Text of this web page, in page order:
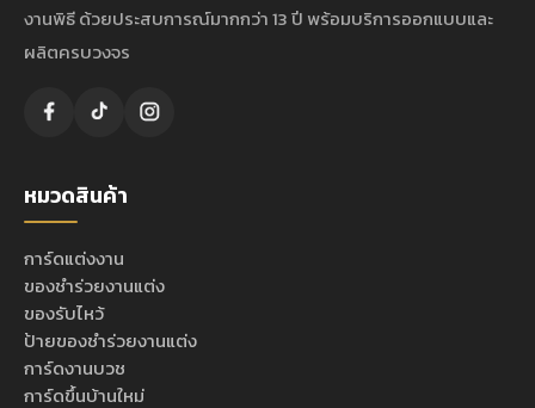
งานพิธี ด้วยประสบการณ์มากกว่า 13 ปี พร้อมบริการออกแบบและ
ผลิตครบวงจร
หมวดสินค้า
การ์ดแต่งงาน
ของชำร่วยงานแต่ง
ของรับไหว้
ป้ายของชำร่วยงานแต่ง
การ์ดงานบวช
การ์ดขึ้นบ้านใหม่